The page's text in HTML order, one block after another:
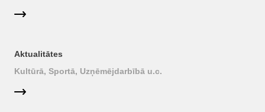
Aktualitātes
Kultūrā, Sportā, Uzņēmējdarbībā u.c.